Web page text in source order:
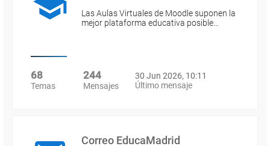
Las Aulas Virtuales de Moodle suponen la
mejor plataforma educativa posible…
68
Temas
244
Mensajes
30 Jun 2026, 10:11
Último mensaje
Correo EducaMadrid